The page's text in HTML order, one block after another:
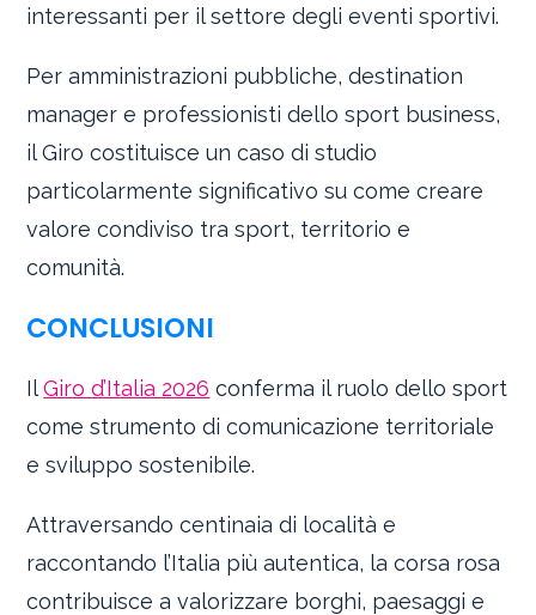
interessanti per il settore degli eventi sportivi.
Per amministrazioni pubbliche, destination
manager e professionisti dello sport business,
il Giro costituisce un caso di studio
particolarmente significativo su come creare
valore condiviso tra sport, territorio e
comunità.
CONCLUSIONI
IlGiro d’Italia 2026 conferma il ruolo dello sport
come strumento di comunicazione territoriale
e sviluppo sostenibile.
Attraversando centinaia di località e
raccontando l’Italia più autentica, la corsa rosa
contribuisce a valorizzare borghi, paesaggi e